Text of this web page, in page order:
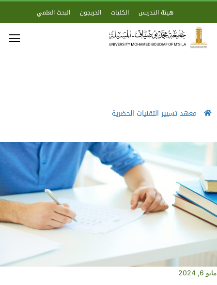
هيئة التدريس الكليات الخريجون البحث العلمي
معهد تسيير التقنيات الحضرية
مايو 6, 2024